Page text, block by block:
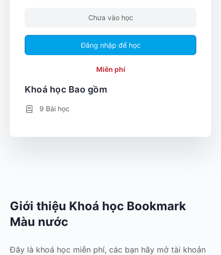
Giới thiệu Khoá học Bookmark
Màu nước
Đây là khoá học miễn phí, các bạn hãy mở tài khoản
Chưa vào học
Đăng nhập để học
Miễn phí
Khoá học Bao gồm
9 Bài học